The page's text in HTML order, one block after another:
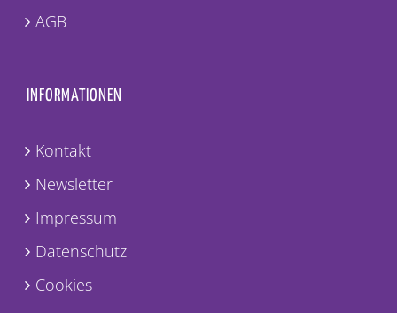
AGB
INFORMATIONEN
Kontakt
Newsletter
Impressum
Datenschutz
Cookies